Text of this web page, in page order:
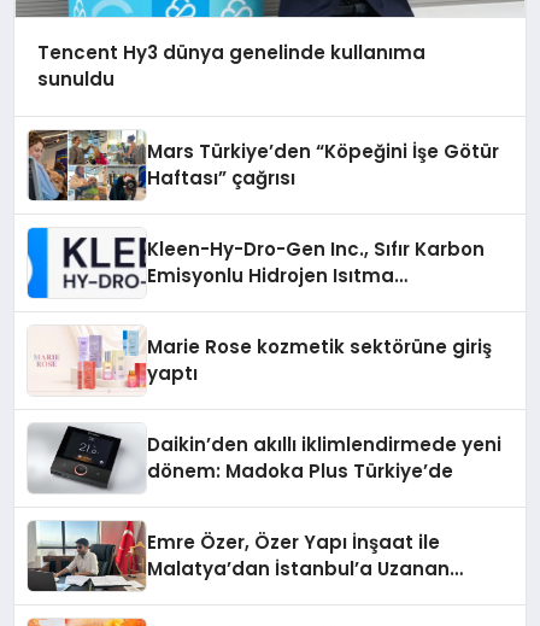
Tencent Hy3 dünya genelinde kullanıma
sunuldu
Mars Türkiye’den “Köpeğini İşe Götür
Haftası” çağrısı
Kleen-Hy-Dro-Gen Inc., Sıfır Karbon
Emisyonlu Hidrojen Isıtma
Marie Rose kozmetik sektörüne giriş
yaptı
Daikin’den akıllı iklimlendirmede yeni
dönem: Madoka Plus Türkiye’de
Emre Özer, Özer Yapı İnşaat ile
Malatya’dan İstanbul’a Uzanan